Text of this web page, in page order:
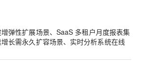
弹性扩展场景、SaaS 多租户月度报表集
长需永久扩容场景、实时分析系统在线